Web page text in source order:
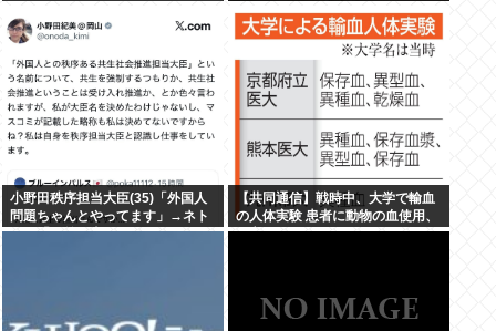
小野田秩序担当大臣(35)「外国人
問題ちゃんとやってます」→ネト
ウヨ「お前仕事してないだろ 」→
【共同通信】戦時中、大学で輸血
の人体実験 患者に動物の血使用、
死亡例も